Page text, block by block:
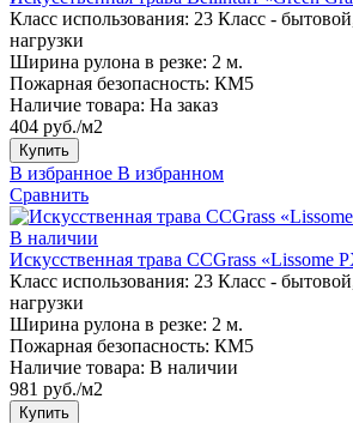
Класс использования: 23 Класс -
нагрузки
Ширина рулона в резке: 2 м.
Пожарная безопасность: КМ5
Наличие товара: На заказ
404 руб./м2
Купить
В избранное В избранном
Сравнить
В наличии
Искусственная трава CCGrass «Lissome
Класс использования: 23 Класс -
нагрузки
Ширина рулона в резке: 2 м.
Пожарная безопасность: КМ5
Наличие товара: В наличии
981 руб./м2
Купить